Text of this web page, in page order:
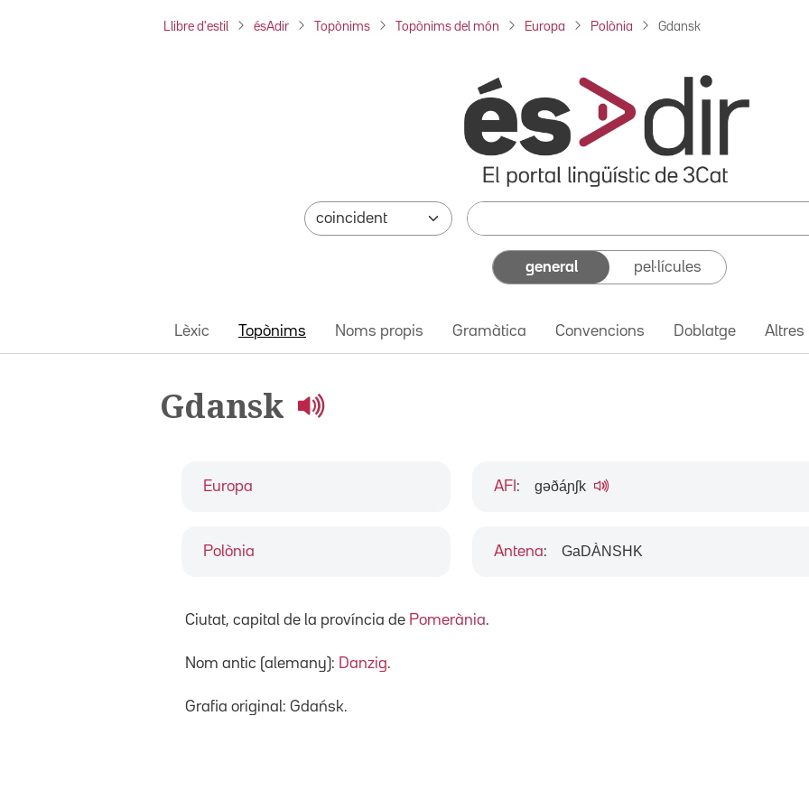
Llibre d'estil ésAdir Topònims Topònims del món Europa Polònia Gdansk
general pel·lícules
Lèxic Topònims Noms propis Gramàtica Convencions Doblatge Altres
Gdansk
Europa
Polònia
AFI : gəðáɲʃk
Antena: GaDÀNSHK
Ciutat, capital de la província de Pomerània.
Nom antic (alemany): Danzig.
Grafia original: Gdańsk.